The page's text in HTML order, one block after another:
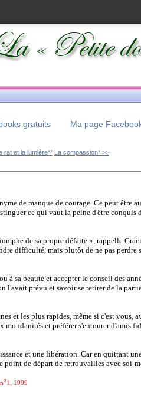
gratuits Ma page
rat et la lumière** La compassion* >>
de manque de courage. Ce peut être
ce qui vaut la peine d'être conquis
de sa propre défaite », rappelle
difficulté, mais plutôt de ne pas perdre
à sa beauté et accepter le conseil des
l'avait prévu et savoir se retirer de la
et les plus rapides, même si c'est vous,
mondanités et préférer s'entourer d'amis
et une libération. Car en quittant
point de départ de retrouvailles avec soi-
o1, 1999